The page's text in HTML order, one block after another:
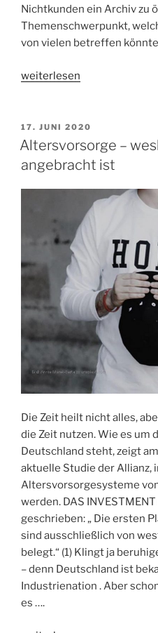
Nichtkunden ein Archiv zu
Themenschwerpunkt,
von vielen betreffen
„Der
Olaf
Scholz.
Hinter
seinem
Wirecard-
etwas
Grundsätzliches,
was
widerfahren
kann.
Und
dies
Ihre
Altersvorsorge.“
weiterlesen
VERÖFFENTLICHT
AM
17. JUNI 2020
Altersvorsorge –
angebracht ist
Die Zeit heilt nicht alles,
die Zeit nutzen. Wie es um
Deutschland steht, zeigt
aktuelle Studie der Allianz,
Altersvorsorgesysteme
werden. DAS
geschrieben: „ Die ersten
sind ausschließlich von
belegt.“ (1) Klingt ja
– denn Deutschland ist
Industrienation . Aber
es ….